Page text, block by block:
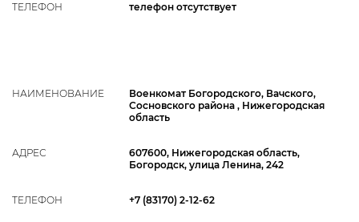
ТЕЛЕФОН телефон отсутствует
НАИМЕНОВАНИЕ
Военкомат Богородского, Вачского,
Сосновского района , Нижегородская
область
АДРЕС
607600, Нижегородская область,
Богородск, улица Ленина, 242
ТЕЛЕФОН +7 (83170) 2-12-62